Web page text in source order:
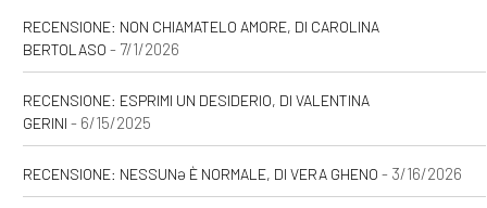
RECENSIONE: NON CHIAMATELO AMORE, DI CAROLINA
BERTOLASO - 7/1/2026
RECENSIONE: ESPRIMI UN DESIDERIO, DI VALENTINA
GERINI - 6/15/2025
RECENSIONE: NESSUNƏ È NORMALE, DI VERA GHENO - 3/16/2026